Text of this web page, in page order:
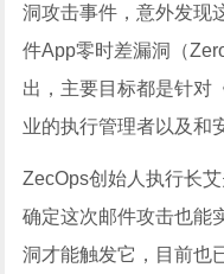
洞攻击事件，意外发现
件App零时差漏洞（
出，主要目标都是针对
业的执行管理者以及和
ZecOps创始人执行长
确定这次邮件攻击也能
洞才能触发它，目前也